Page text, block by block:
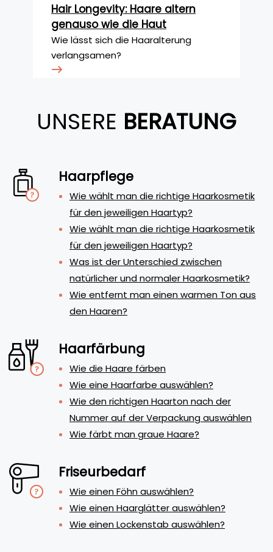
Hair Longevity: Haare altern
genauso wie die Haut
Wie lässt sich die Haaralterung
verlangsamen?
UNSERE BERATUNG
Haarpflege
Wie wählt man die richtige Haarkosmetik
für den jeweiligen Haartyp?
Wie wählt man die richtige Haarkosmetik
für den jeweiligen Haartyp?
Was ist der Unterschied zwischen
natürlicher und normaler Haarkosmetik?
Wie entfernt man einen warmen Ton aus
den Haaren?
Haarfärbung
Wie die Haare färben
Wie eine Haarfarbe auswählen?
Wie den richtigen Haarton nach der
Nummer auf der Verpackung auswählen
Wie färbt man graue Haare?
Friseurbedarf
Wie einen Föhn auswählen?
Wie einen Haarglätter auswählen?
Wie einen Lockenstab auswählen?